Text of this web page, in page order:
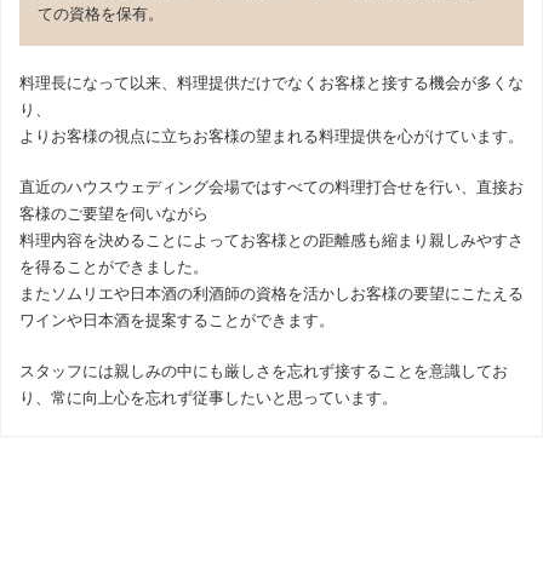
ての資格を保有。
料理長になって以来、料理提供だけでなくお客様と接する機会が多くな
り、
よりお客様の視点に立ちお客様の望まれる料理提供を心がけています。
直近のハウスウェディング会場ではすべての料理打合せを行い、直接お
客様のご要望を伺いながら
料理内容を決めることによってお客様との距離感も縮まり親しみやすさ
を得ることができました。
またソムリエや日本酒の利酒師の資格を活かしお客様の要望にこたえる
ワインや日本酒を提案することができます。
スタッフには親しみの中にも厳しさを忘れず接することを意識してお
り、常に向上心を忘れず従事したいと思っています。